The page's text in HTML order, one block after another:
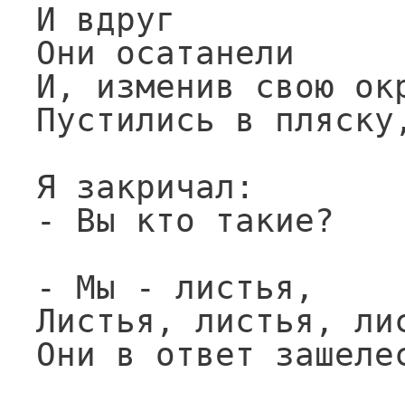
И вдруг
Они осатанели
И, изменив свою
Пустились в
Я закричал:
- Вы кто такие?
- Мы - листья,
Листья, листья,
Они в ответ